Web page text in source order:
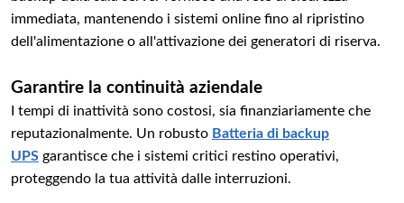
immediata, mantenendo i sistemi online fino al ripristino
dell'alimentazione o all'attivazione dei generatori di riserva.
Garantire la continuità aziendale
I tempi di inattività sono costosi, sia finanziariamente che
reputazionalmente. Un robusto Batteria di backup
UPS garantisce che i sistemi critici restino operativi,
proteggendo la tua attività dalle interruzioni.